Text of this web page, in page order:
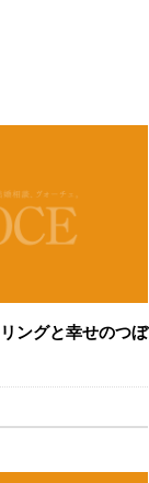
ングと幸せのつぼ